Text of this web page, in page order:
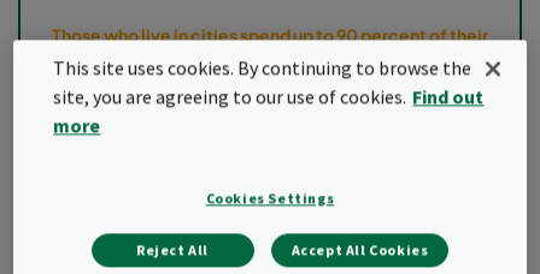
Those who live in cities spend up to 90 percent of their
time indoors - most of the air they are breathing is
"indoor air"
ในวิธีการต่อสู้กับผลกระทบของความเสี่ยงที่อาจเกิดขึ้น เช่น เชื้อโรคใน
อากาศ สารประกอบอินทรีย์ระเหยง่าย (VOCs) การปนเปื้อนของฝุ่น
เนื่องจากมนุษย์ใช้เวลาส่วนมากภายในอาคารและมลภาวะที่เป็น
This site uses cookies. By continuing to browse the
site, you are agreeing to our use of cookies. Find out
more
Cookies Settings
Reject All Accept All Cookies